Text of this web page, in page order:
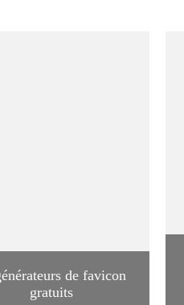
de favicon
gratuits